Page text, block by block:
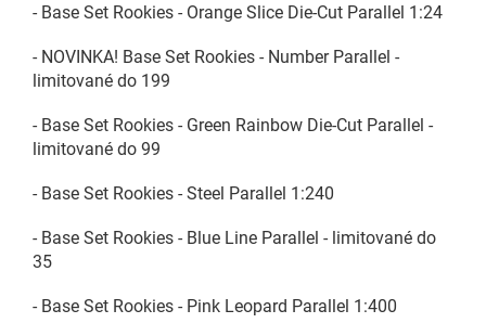
- Base Set Rookies - Orange Slice Die-Cut Parallel 1:24
- NOVINKA! Base Set Rookies - Number Parallel -
limitované do 199
- Base Set Rookies - Green Rainbow Die-Cut Parallel -
limitované do 99
- Base Set Rookies - Steel Parallel 1:240
- Base Set Rookies - Blue Line Parallel - limitované do
35
- Base Set Rookies - Pink Leopard Parallel 1:400